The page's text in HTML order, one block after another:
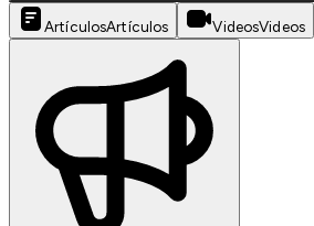
ArtículosArtículos VideosVideos